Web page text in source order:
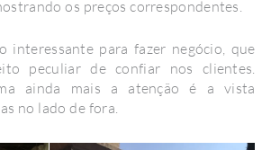
os preços correspondentes.
interessante para fazer negócio, que
peculiar de confiar nos clientes.
ainda mais a atenção é a vista
no lado de fora.